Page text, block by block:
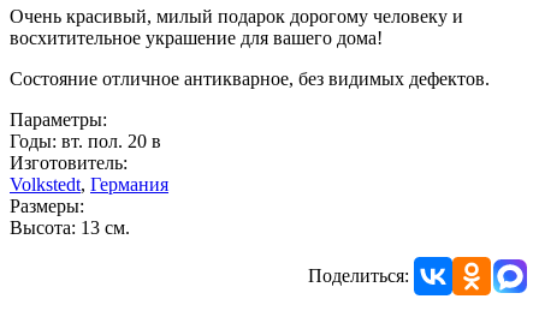
Очень красивый, милый подарок дорогому человеку и
восхитительное украшение для вашего дома!
Состояние отличное антикварное, без видимых дефектов.
Параметры:
Годы: вт. пол. 20 в
Изготовитель:
Volkstedt, Германия
Размеры:
Высота: 13 см.
Поделиться: